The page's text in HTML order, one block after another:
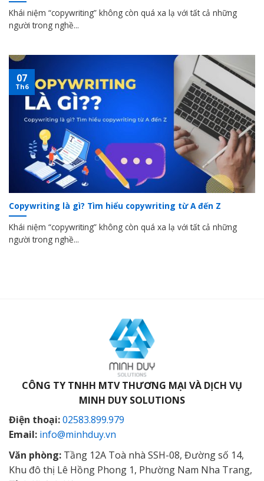
Khái niệm “copywriting” không còn quá xa lạ với tất cả những
người trong nghề...
Copywriting là gì? Tìm hiểu copywriting từ A đến Z
Khái niệm “copywriting” không còn quá xa lạ với tất cả những
người trong nghề...
07
Th6
CÔNG TY TNHH MTV THƯƠNG MẠI VÀ DỊCH VỤ
MINH DUY SOLUTIONS
Điện thoại:02583.899.979
Email: info@minhduy.vn
Văn phòng: Tầng 12A Toà nhà SSH-08, Đường số 14,
Khu đô thị Lê Hồng Phong 1, Phường Nam Nha Trang,